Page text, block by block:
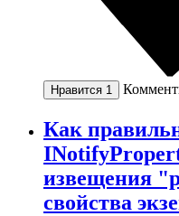
Нравится 1
Как
извещения
свойства